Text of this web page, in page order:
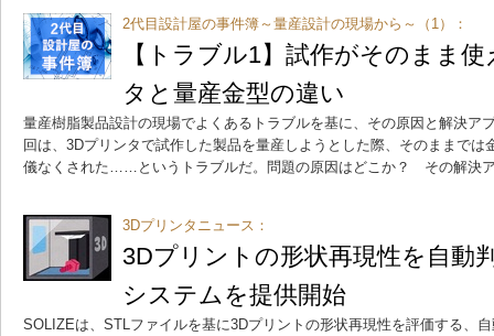
2代目設計屋の事件簿～量産設計の現場から～（1）：
【トラブル1】試作がそのまま
タと量産金型の違い
量産樹脂製品設計の現場でよくあるトラブルを基に、その原因と解決ア
回は、3Dプリンタで試作した製品を量産しようとした際、そのままで
儀なくされた……というトラブルだ。問題の原因はどこか？ その解決
3Dプリンタニュース：
3Dプリントの形状再現性を自動
システムを提供開始
SOLIZEは、STLファイルを基に3Dプリントの形状再現性を評価する、